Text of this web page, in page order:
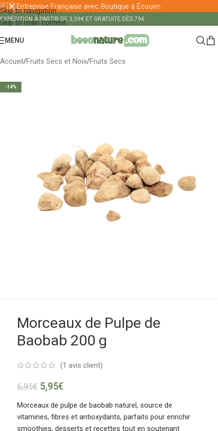
Skip to navigation
Skip to main content
🇫🇷 Entreprise Française avec Boutique à Écouen
EXPÉDITION À PARTIR DE 3,59€ ET GRATUITE DÈS 79€
MENU
Accueil/Fruits Secs et Noix/Fruits Secs
-14%
Morceaux de Pulpe de
Baobab 200 g
(1 avis client)
6,95€ 5,95€
Morceaux de pulpe de baobab naturel, source de
vitamines, fibres et antioxydants, parfaits pour enrichir
smoothies, desserts et recettes tout en soutenant